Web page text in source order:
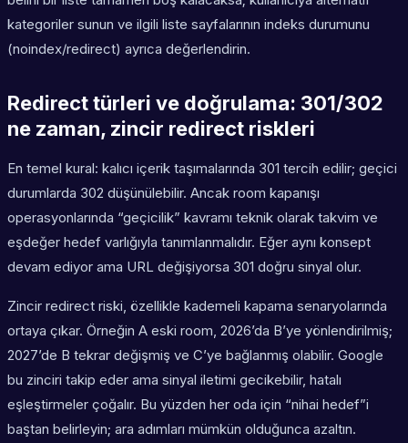
kategoriler sunun ve ilgili liste sayfalarının indeks durumunu
(noindex/redirect) ayrıca değerlendirin.
Redirect türleri ve doğrulama: 301/302
ne zaman, zincir redirect riskleri
En temel kural: kalıcı içerik taşımalarında 301 tercih edilir; geçici
durumlarda 302 düşünülebilir. Ancak room kapanışı
operasyonlarında “geçicilik” kavramı teknik olarak takvim ve
eşdeğer hedef varlığıyla tanımlanmalıdır. Eğer aynı konsept
devam ediyor ama URL değişiyorsa 301 doğru sinyal olur.
Zincir redirect riski, özellikle kademeli kapama senaryolarında
ortaya çıkar. Örneğin A eski room, 2026’da B’ye yönlendirilmiş;
2027’de B tekrar değişmiş ve C’ye bağlanmış olabilir. Google
bu zinciri takip eder ama sinyal iletimi gecikebilir, hatalı
eşleştirmeler çoğalır. Bu yüzden her oda için “nihai hedef”i
baştan belirleyin; ara adımları mümkün olduğunca azaltın.